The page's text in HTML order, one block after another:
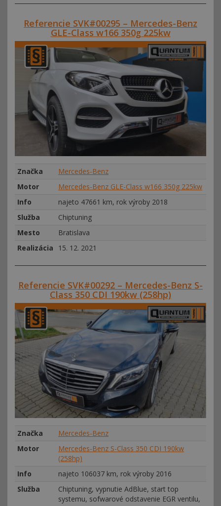
Referencie SVK#00295 – Mercedes-Benz
GLE-Class w166 350g 225kw
Značka
Mercedes-Benz
Motor
Mercedes-Benz GLE-Class w166 350g 225kw
Info
najeto 47661 km, rok výroby 2018
Služba
Chiptuning
Mesto
Bratislava
Realizácia
15. 12. 2021
Referencie SVK#00292 – Mercedes-Benz S-
Class 350 CDI 190kw (258hp)
Značka
Mercedes-Benz
Motor
Mercedes-Benz S-Class 350 CDI 190kw
(258hp)
Info
najeto 106037 km, rok výroby 2016
Služba
Chiptuning, vypnutie AdBlue, start top
systemu, sofwarové odstavenie EGR ventilu,